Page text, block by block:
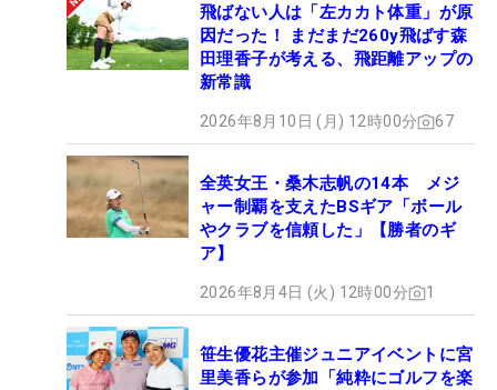
飛ばない人は「左カカト体重」が原
因だった！ まだまだ260y飛ばす森
田理香子が考える、飛距離アップの
新常識
2026年8月10日 (月) 12時00分 67
全英女王・桑木志帆の14本 メジ
ャー制覇を支えたBSギア「ボール
やクラブを信頼した」【勝者のギ
ア】
2026年8月4日 (火) 12時00分 1
笹生優花主催ジュニアイベントに宮
里美香らが参加「純粋にゴルフを楽